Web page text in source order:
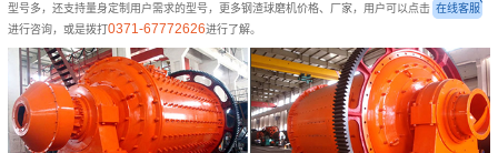
型号多，还支持量身定制用户需求的型号，更多钢渣球磨机价格、厂家，用户可以点击 在线客服
进行咨询，或是拨打 0371-67772626进行了解。